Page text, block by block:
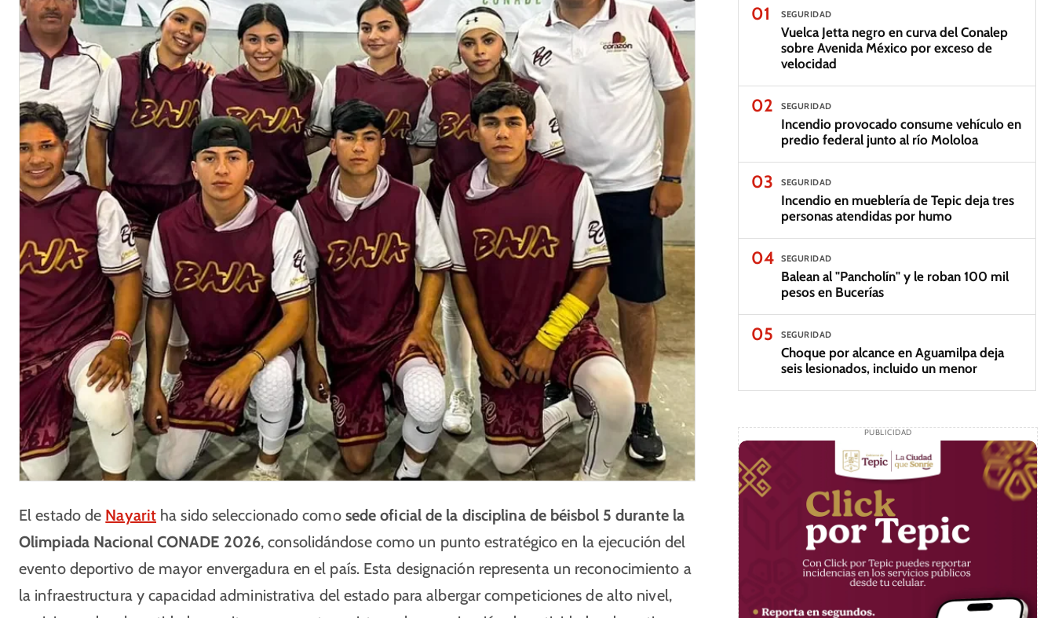
El estado de Nayarit ha sido seleccionado como sede oficial de la disciplina de béisbol 5 durante la
Olimpiada Nacional CONADE 2026, consolidándose como un punto estratégico en la ejecución del
evento deportivo de mayor envergadura en el país. Esta designación representa un reconocimiento a
la infraestructura y capacidad administrativa del estado para albergar competiciones de alto nivel,
01
SEGURIDAD
Vuelca Jetta negro en curva del Conalep
sobre Avenida México por exceso de
velocidad
02 SEGURIDAD
Incendio provocado consume vehículo en
predio federal junto al río Mololoa
03 SEGURIDAD
Incendio en mueblería de Tepic deja tres
personas atendidas por humo
04 SEGURIDAD
Balean al "Pancholín" y le roban 100 mil
pesos en Bucerías
05 SEGURIDAD
Choque por alcance en Aguamilpa deja
seis lesionados, incluido un menor
PUBLICIDAD